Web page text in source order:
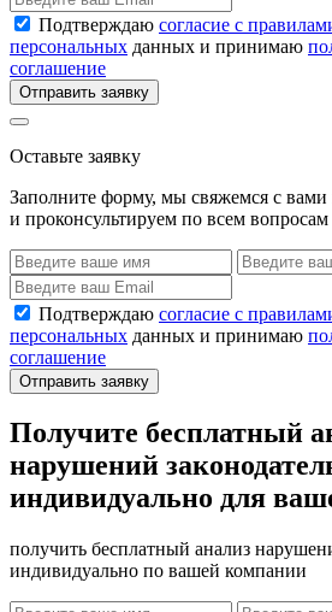
Подтверждаю согласие с
персональных данных и принимаю
соглашение
Отправить заявку
Оставьте заявку
Заполните форму, мы свяжемся с вами
и проконсультируем по всем вопросам
Подтверждаю согласие с
персональных данных и принимаю
соглашение
Отправить заявку
Получите бесплатный
нарушений
индивидуально для
получить бесплатный анализ
индивидуально по вашей компании